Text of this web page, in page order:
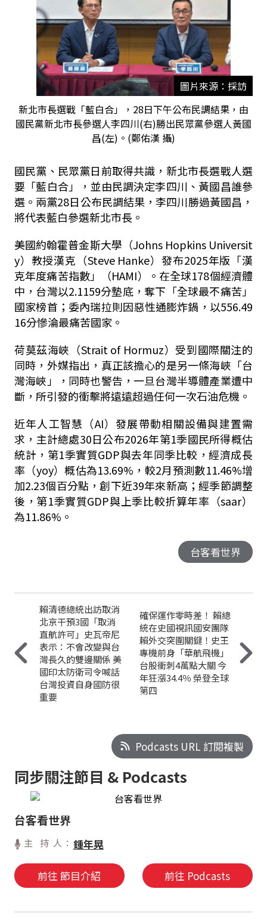
圖片來源：採訪
新北市長選戰「藍白合」，28日下午公布民調結果，由
國民黨新北市長參選人李四川(右)勝出民眾黨參選人黃國
昌(左)。(鄭佑漢 攝)
國民黨、民眾黨日前取得共識，新北市長選戰人選
要「藍白合」，並由民調決定李四川、黃國昌誰參
選。兩黨28日公布民調結果，李四川勝過黃國昌，
將代表藍白參選新北市長。
美國約翰霍普金斯大學（Johns Hopkins Universit
y）教授漢克（Steve Hanke）發布2025年版「漢
克年度痛苦指數」（HAMI）。在全球178個經濟體
中，台灣以2.1159分墊底，奪下「全球最不痛苦」
國家榜首；委內瑞拉則因惡性通膨炸鍋，以556.49
16分慘淪最痛苦國家。
荷莫茲海峽（Strait of Hormuz）受到國際關注的
同時，外媒指出，真正該擔心的是另一條海峽「台
灣海峽」，同時也警告，一旦台灣半導體產業遭中
斷，所引發的衝擊將遠遠超過任何一次石油危機。
近年人工智慧（AI）發展帶動相關設備與建置需
求，主計總處30日公布2026年第1季國民所得概估
統計，第1季實質GDP與去年同季比較，經濟成長
率（yoy）概估為13.69%，較2月預測數11.46%增
加2.23個百分點，創下近39年來新高；經季節調整
後，第1季實質GDP與上季比較折算年率（saar）
為11.86%。
台客看世界
賴清德總統出訪取消
北京干預3國「取消
直航許可」史瓦帝尼
表示：不會改變與台
灣長久的雙邊關係 美
國印太防衛司令喊話
台灣投資自身國防很
重要
確保運作零時差！ 賴總
統在史國視訊國安團隊
賴外交突圍關鍵！史王
專機前身「華航飛機」
台股衝刺4萬點大關 今
年狂漲34.4％ 榮登全球
第四
Podcasts URL 訂閱複製
同步關注節目 & Podcasts
台客看世界
主 持 人： 鍾年晃
前往 節目介紹 前往 Podcasts